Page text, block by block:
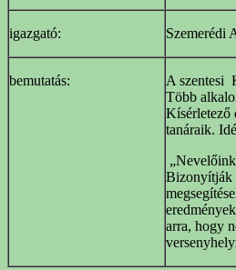
igazgató: Szemerédi
bemutatás:
A szentesi
Több
Kísérletező
tanáraik.
Bizonyítják
arra, hogy